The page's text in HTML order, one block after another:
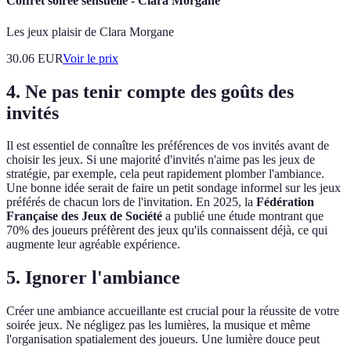
Les jeux plaisir de Clara Morgane
30.06 EURVoir le prix
4. Ne pas tenir compte des goûts des
invités
Il est essentiel de connaître les préférences de vos invités avant de
choisir les jeux. Si une majorité d'invités n'aime pas les jeux de
stratégie, par exemple, cela peut rapidement plomber l'ambiance.
Une bonne idée serait de faire un petit sondage informel sur les jeux
préférés de chacun lors de l'invitation. En 2025, la Fédération
Française des Jeux de Société a publié une étude montrant que
70% des joueurs préfèrent des jeux qu'ils connaissent déjà, ce qui
augmente leur agréable expérience.
5. Ignorer l'ambiance
Créer une ambiance accueillante est crucial pour la réussite de votre
soirée jeux. Ne négligez pas les lumières, la musique et même
l'organisation spatialement des joueurs. Une lumière douce peut